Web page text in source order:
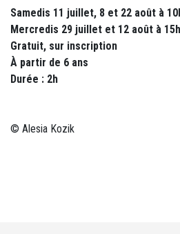
Samedis 11 juillet, 8 et 22 août à
Mercredis 29 juillet et 12 août à 15h
Gratuit, sur inscription
À partir de 6 ans
Durée : 2h
© Alesia Kozik